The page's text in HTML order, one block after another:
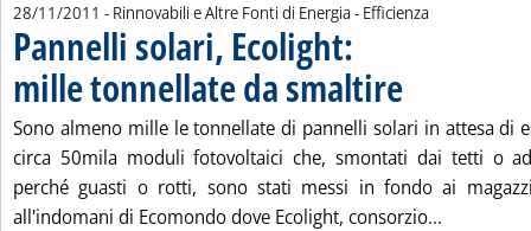
28/11/2011 - Rinnovabili e Altre Fonti di Energia - Efficienza
Pannelli solari, Ecolight:
mille tonnellate da smaltire
Sono almeno mille le tonnellate di pannelli solari in attesa di
circa 50mila moduli fotovoltaici che, smontati dai tetti o
perché guasti o rotti, sono stati messi in fondo ai
all'indomani di Ecomondo dove Ecolight, consorzio...